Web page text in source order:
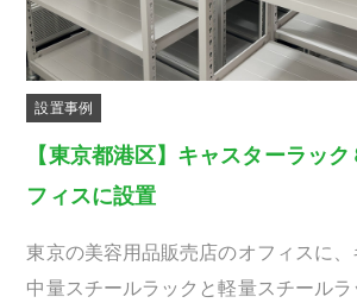
設置事例
【東京都港区】キャスターラッ
フィスに設置
東京の美容用品販売店のオフィスに
中量スチールラックと軽量スチール